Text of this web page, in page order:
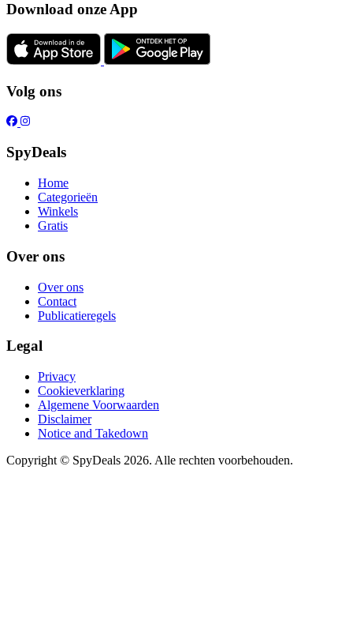
Download onze App
Volg ons
SpyDeals
Home
Categorieën
Winkels
Gratis
Over ons
Over ons
Contact
Publicatieregels
Legal
Privacy
Cookieverklaring
Algemene Voorwaarden
Disclaimer
Notice and Takedown
Copyright © SpyDeals 2026. Alle rechten voorbehouden.